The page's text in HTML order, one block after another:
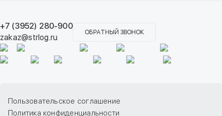
+7 (3952) 280-900
zakaz@strlog.ru
ОБРАТНЫЙ ЗВОНОК
Пользовательское соглашение
Политика конфиденциальности